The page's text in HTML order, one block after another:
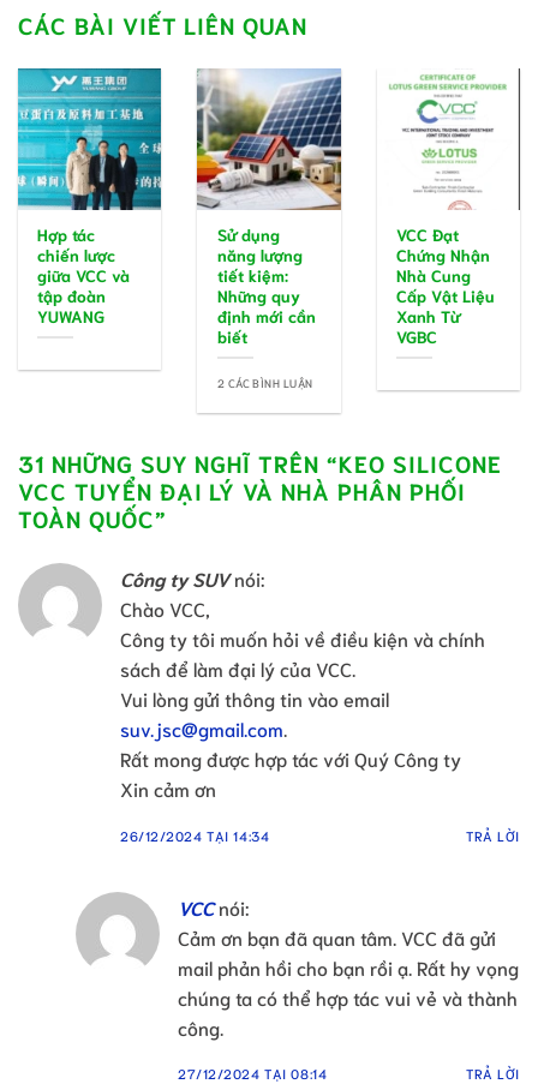
CÁC BÀI VIẾT LIÊN QUAN
Hợp tác
chiến lược
giữa VCC và
tập đoàn
YUWANG
Sử dụng
năng lượng
tiết kiệm:
Những quy
định mới cần
biết
2 CÁC BÌNH LUẬN
VCC Đạt
Chứng Nhận
Nhà Cung
Cấp Vật Liệu
Xanh Từ
VGBC
31 NHỮNG SUY NGHĨ TRÊN “KEO SILICONE
VCC TUYỂN ĐẠI LÝ VÀ NHÀ PHÂN PHỐI
TOÀN QUỐC”
Công ty SUV nói:
Chào VCC,
Công ty tôi muốn hỏi về điều kiện và chính
sách để làm đại lý của VCC.
Vui lòng gửi thông tin vào email
suv.jsc@gmail.com
Rất mong được hợp tác với Quý Công ty
Xin cảm ơn
26/12/2024 TẠI 14:34 TRẢ LỜI
VCC nói:
Cảm ơn bạn đã quan tâm. VCC đã gửi
mail phản hồi cho bạn rồi ạ. Rất hy vọng
chúng ta có thể hợp tác vui vẻ và thành
công.
27/12/2024 TẠI 08:14 TRẢ LỜI